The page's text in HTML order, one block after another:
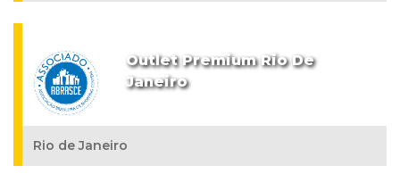
Outlet Premium Rio De
Janeiro
Rio de Janeiro